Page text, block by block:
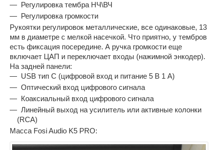
Регулировка тембра НЧ\ВЧ
Регулировка громкости
Рукоятки регулировок металлические, все одинаковые, 13
мм в диаметре с мелкой насечкой. Что приятно, у тембров
есть фиксация посередине. А ручка громкости еще
включает ЦАП и переключает входы (нажимной энкодер).
На задней панели:
USB тип С (цифровой вход и питание 5 В 1 А)
Оптический вход цифрового сигнала
Коаксиальный вход цифрового сигнала
Линейный выход на усилитель или активные колонки
(RCA)
Масса Fosi Audio K5 PRO: